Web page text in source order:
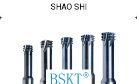
SHAO SHI